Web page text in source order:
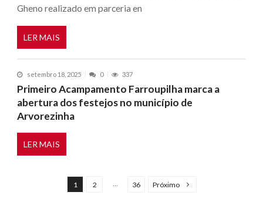
Gheno realizado em parceria en
LER MAIS
setembro 18, 2025 0 337
Primeiro Acampamento Farroupilha marca a
abertura dos festejos no município de
Arvorezinha
LER MAIS
1 2 36 Próximo